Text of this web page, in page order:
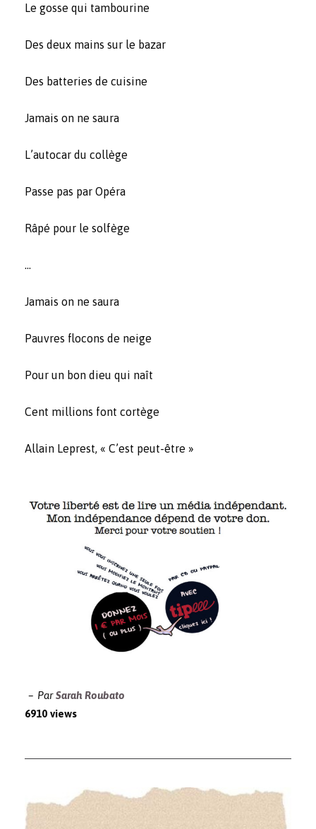
Le gosse qui tambourine
Des deux mains sur le bazar
Des batteries de cuisine
Jamais on ne saura
L’autocar du collège
Passe pas par Opéra
Râpé pour le solfège
…
Jamais on ne saura
Pauvres flocons de neige
Pour un bon dieu qui naît
Cent millions font cortège
Allain Leprest, « C’est peut-être »
ParSarah Roubato
6910 views